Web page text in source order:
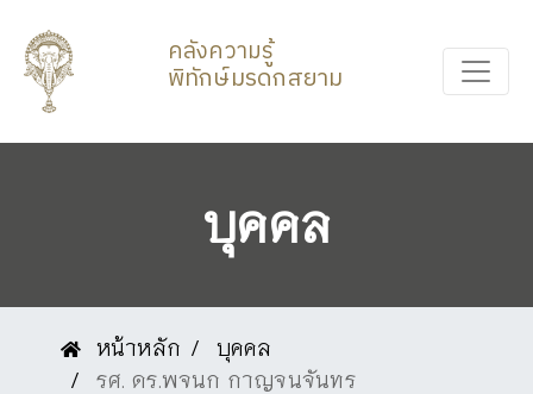
คลังความรู้
พิทักษ์มรดกสยาม
บุคคล
หน้าหลัก
บุคคล
รศ. ดร.พจนก กาญจนจันทร